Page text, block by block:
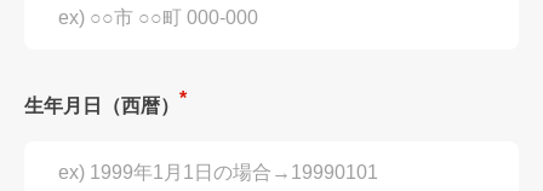
生年月日（西暦）